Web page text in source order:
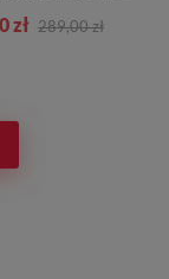
zł 289,00 zł